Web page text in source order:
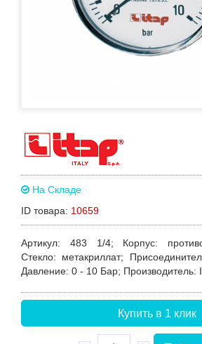
На Складе
ID товара: 10659
Артикул: 483 1/4; Корпус:
Стекло: метакриллат;
Давление: 0 - 10 Бар; Производитель:
Купить в 1 клик